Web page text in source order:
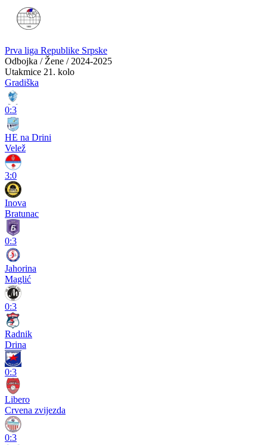
Prva liga Republike Srpske
Odbojka / Žene / 2024-2025
Utakmice 21. kolo
Gradiška
0:3
HE na Drini
Velež
3:0
Inova
Bratunac
0:3
Jahorina
Maglić
0:3
Radnik
Drina
0:3
Libero
Crvena zvijezda
0:3